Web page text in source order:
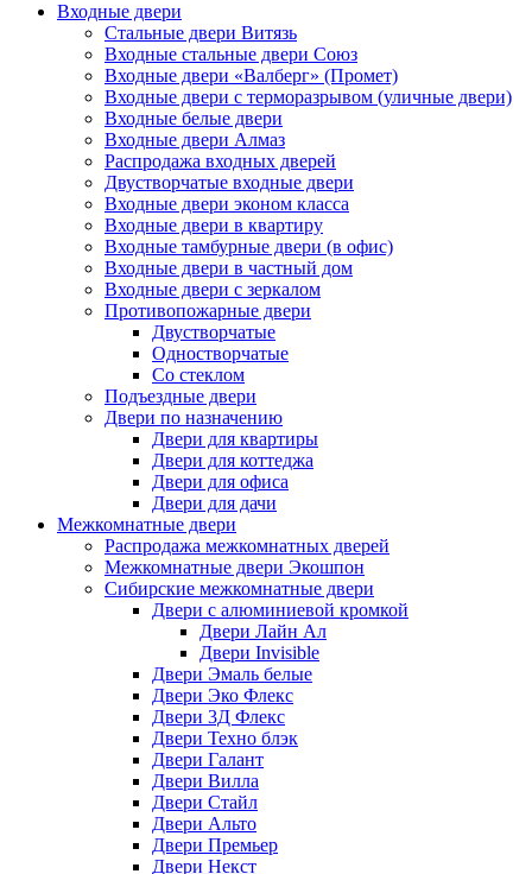
Входные двери
Стальные двери Витязь
Входные стальные двери Союз
Входные двери «Валберг» (Промет)
Входные двери с терморазрывом (уличные двери)
Входные белые двери
Входные двери Алмаз
Распродажа входных дверей
Двустворчатые входные двери
Входные двери эконом класса
Входные двери в квартиру
Входные тамбурные двери (в офис)
Входные двери в частный дом
Входные двери с зеркалом
Противопожарные двери
Двустворчатые
Одностворчатые
Со стеклом
Подъездные двери
Двери по назначению
Двери для квартиры
Двери для коттеджа
Двери для офиса
Двери для дачи
Межкомнатные двери
Распродажа межкомнатных дверей
Межкомнатные двери Экошпон
Сибирские межкомнатные двери
Двери с алюминиевой кромкой
Двери Лайн Ал
Двери Invisible
Двери Эмаль белые
Двери Эко Флекс
Двери 3Д Флекс
Двери Техно блэк
Двери Галант
Двери Вилла
Двери Стайл
Двери Альто
Двери Премьер
Двери Некст